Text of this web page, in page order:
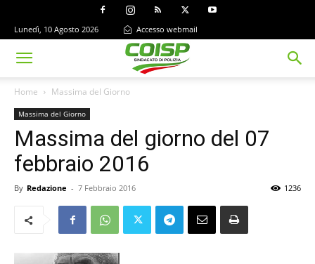
Lunedì, 10 Agosto 2026 Accesso webmail
Home Massima del Giorno
Massima del Giorno
Massima del giorno del 07
febbraio 2016
By Redazione - 7 Febbraio 2016 1236